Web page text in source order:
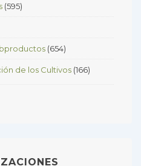
(595)
(654)
de los Cultivos (166)